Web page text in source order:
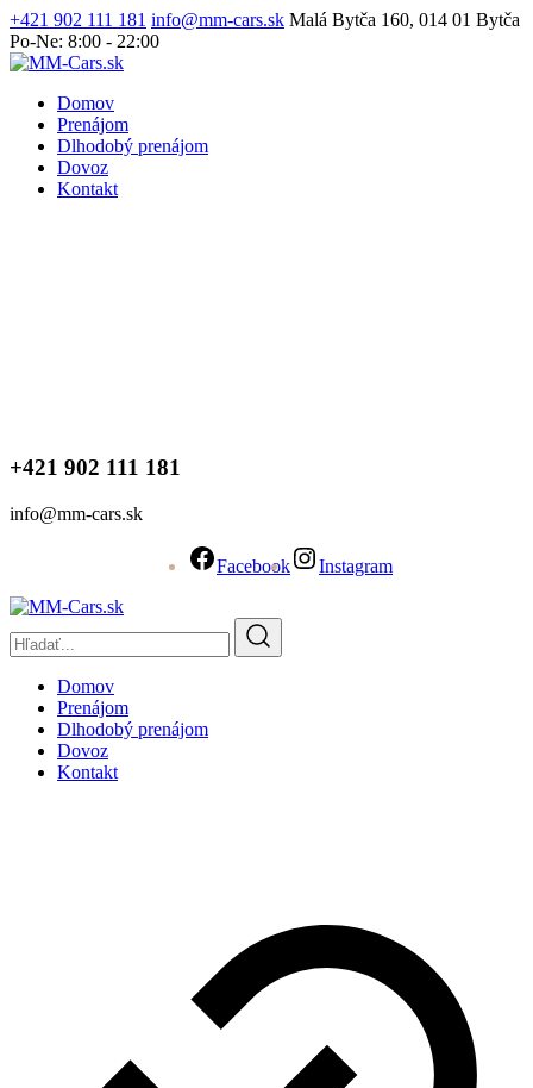
+421 902 111 181 info@mm-cars.sk Malá Bytča 160, 014 01 Bytča
Po-Ne: 8:00 - 22:00
Domov
Prenájom
Dlhodobý prenájom
Dovoz
Kontakt
+421 902 111 181
info@mm-cars.sk
Facebook Instagram
Domov
Prenájom
Dlhodobý prenájom
Dovoz
Kontakt